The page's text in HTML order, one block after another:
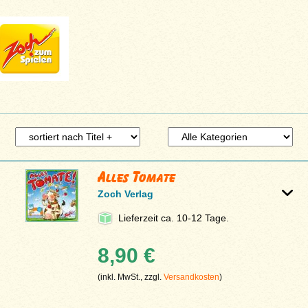
Alles Tomate
Zoch Verlag
Lieferzeit ca. 10-12 Tage.
8,90 €
(inkl. MwSt., zzgl.Versandkosten)